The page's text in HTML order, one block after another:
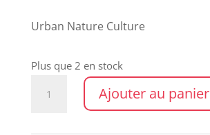
Urban Nature Culture
Plus que 2 en stock
Ajouter au panier